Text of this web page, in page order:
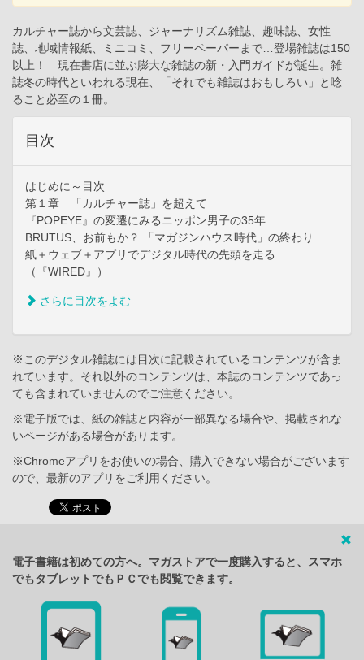
カルチャー誌から文芸誌、ジャーナリズム雑誌、趣味誌、女性
誌、地域情報紙、ミニコミ、フリーペーパーまで…登場雑誌は150
以上！ 現在書店に並ぶ膨大な雑誌の新・入門ガイドが誕生。雑
誌冬の時代といわれる現在、「それでも雑誌はおもしろい」と唸
ること必至の１冊。
目次
はじめに～目次
第１章 「カルチャー誌」を超えて
『POPEYE』の変遷にみるニッポン男子の35年
BRUTUS、お前もか？ 「マガジンハウス時代」の終わり
紙＋ウェブ＋アプリでデジタル時代の先頭を走る
（『WIRED』）
さらに目次をよむ
※このデジタル雑誌には目次に記載されているコンテンツが含ま
れています。それ以外のコンテンツは、本誌のコンテンツであっ
ても含まれていませんのでご注意ください。
※電子版では、紙の雑誌と内容が一部異なる場合や、掲載されな
いページがある場合があります。
※Chromeアプリをお使いの場合、購入できない場合がございます
ので、最新のアプリをご利用ください。
電子書籍は初めての方へ。マガストアで一度購入すると、スマホ
でもタブレットでもＰＣでも閲覧できます。